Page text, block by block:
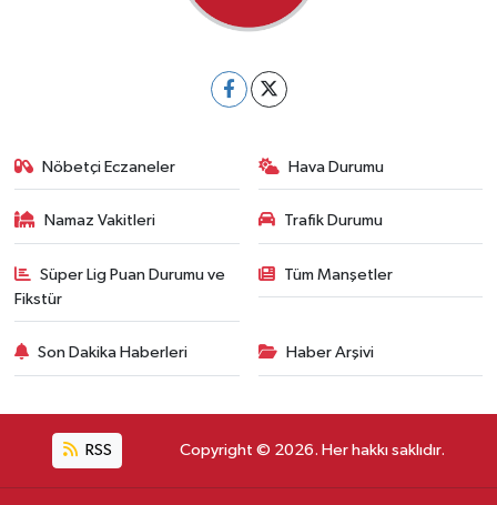
Nöbetçi Eczaneler Hava Durumu
Namaz Vakitleri Trafik Durumu
Süper Lig Puan Durumu ve
Fikstür
Tüm Manşetler
Son Dakika Haberleri Haber Arşivi
RSS Copyright © 2026. Her hakkı saklıdır.